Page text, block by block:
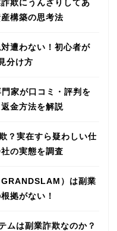
欺にうんざりしてあ
構築の思考法
遭わない！初心者が
分け方
家が口コミ・評判を
金方法を解説
？実在すら疑わしい仕
の実態を調査
）は副業
拠がない！
ムは副業詐欺なのか？